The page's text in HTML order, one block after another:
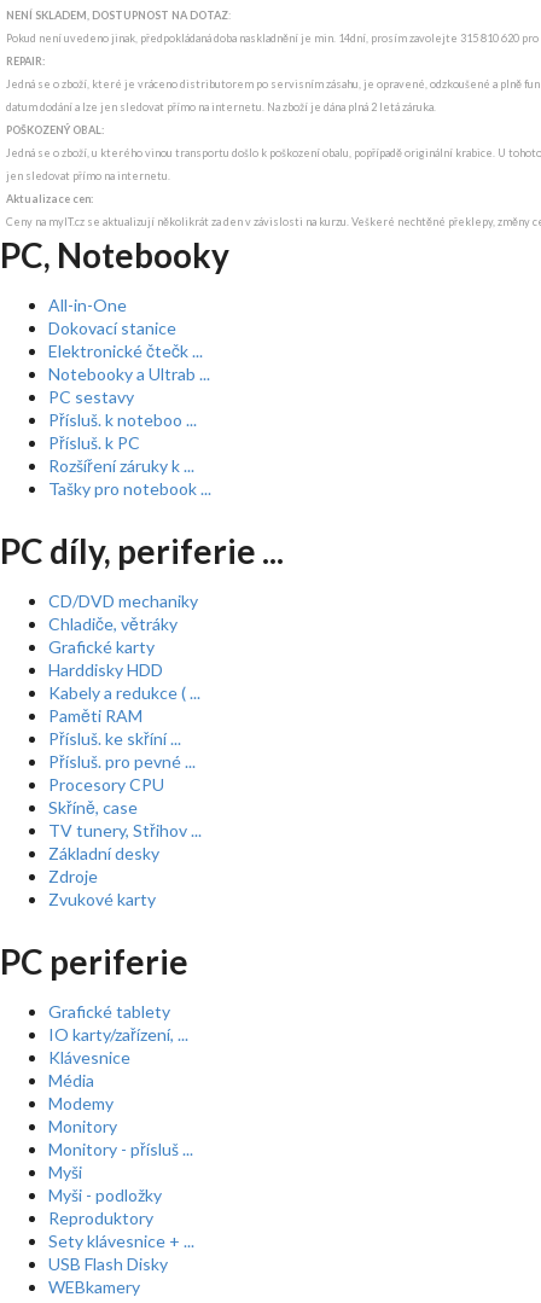
NENÍ SKLADEM, DOSTUPNOST NA DOTAZ:
Pokud není uvedeno jinak, předpokládaná doba naskladnění je min. 14dní, prosím zavolejte 315 810 620
REPAIR:
Jedná se o zboží, které je vráceno distributorem po servisním zásahu, je opravené, odzkoušené a plně
datum dodání a lze jen sledovat přímo na internetu. Na zboží je dána plná 2 letá záruka.
POŠKOZENÝ OBAL:
Jedná se o zboží, u kterého vinou transportu došlo k poškození obalu, popřípadě originální krabice. U
jen sledovat přímo na internetu.
Aktualizace cen:
Ceny na myIT.cz se aktualizují několikrát za den v závislosti na kurzu. Veškeré nechtěné překlepy, změny
PC, Notebooky
All-in-One
Dokovací stanice
Elektronické čtečk ...
Notebooky a Ultrab ...
PC sestavy
Přísluš. k noteboo ...
Přísluš. k PC
Rozšíření záruky k ...
Tašky pro notebook ...
PC díly, periferie ...
CD/DVD mechaniky
Chladiče, větráky
Grafické karty
Harddisky HDD
Kabely a redukce ( ...
Paměti RAM
Přísluš. ke skříní ...
Přísluš. pro pevné ...
Procesory CPU
Skříně, case
TV tunery, Střihov ...
Základní desky
Zdroje
Zvukové karty
PC periferie
Grafické tablety
IO karty/zařízení, ...
Klávesnice
Média
Modemy
Monitory
Monitory - přísluš ...
Myši
Myši - podložky
Reproduktory
Sety klávesnice + ...
USB Flash Disky
WEBkamery